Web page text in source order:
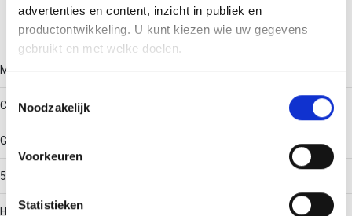
advertenties en content, inzicht in publiek en
productontwikkeling. U kunt kiezen wie uw gegevens
gebruikt en met welke doelen.
Informatie verzamelen over uw geografische locatie,
Uw apparaat identificeren door het actief te scannen
op specifieke eigenschappen (fingerprinting)
verwerkt en stel uw voorkeuren in het
detailgedeelte in.
Noodzakelijk
Voorkeuren
Statistieken
Technische gegevens
Model
Contra-fixeerplaatje
Geschikt voor max. kabeldiameter
58
Halogeenvrij